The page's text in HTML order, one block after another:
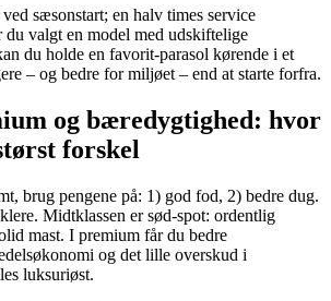
sæsonstart; en halv times service
valgt en model med udskiftelige
du holde en favorit-parasol kørende i et
– og bedre for miljøet – end at starte forfra.
og bæredygtighed: hvor
forskel
brug pengene på: 1) god fod, 2) bedre dug.
Midtklassen er sød-spot: ordentlig
mast. I premium får du bedre
og det lille overskud i
luksuriøst.